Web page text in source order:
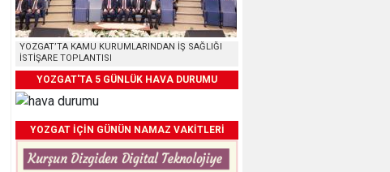
YOZGAT’TA KAMU KURUMLARINDAN İŞ SAĞLIĞI
İSTİŞARE TOPLANTISI
YOZGAT'TA 5 GÜNLÜK HAVA DURUMU
YOZGAT İÇİN GÜNÜN NAMAZ VAKİTLERİ